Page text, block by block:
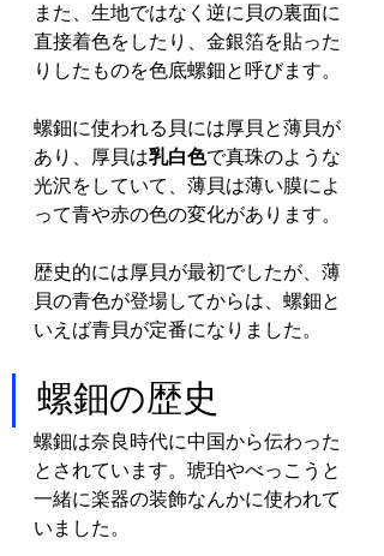
また、生地ではなく逆に貝の裏面に
直接着色をしたり、金銀箔を貼った
りしたものを色底螺鈿と呼びます。
螺鈿に使われる貝には厚貝と薄貝が
あり、厚貝は乳白色で真珠のような
光沢をしていて、薄貝は薄い膜によ
って青や赤の色の変化があります。
歴史的には厚貝が最初でしたが、薄
貝の青色が登場してからは、螺鈿と
いえば青貝が定番になりました。
螺鈿の歴史
螺鈿は奈良時代に中国から伝わった
とされています。琥珀やべっこうと
一緒に楽器の装飾なんかに使われて
いました。